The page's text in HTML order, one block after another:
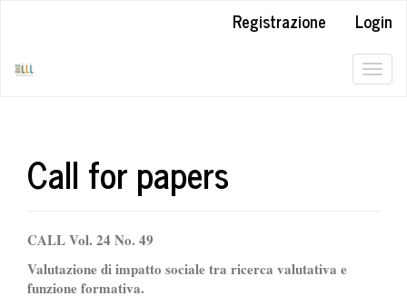
Registrazione
Login
Call for papers
CALL Vol. 24 No. 49
Valutazione di impatto sociale tra ricerca valutativa e
funzione formativa.